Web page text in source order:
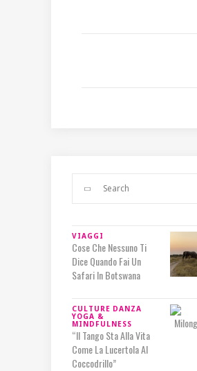
VIAGGI
Cose Che Nessuno Ti
Dice Quando Fai Un
Safari In Botswana
CULTURE DANZA
YOGA &
MINDFULNESS
“Il Tango Sta Alla Vita
Come La Lucertola Al
Coccodrillo”